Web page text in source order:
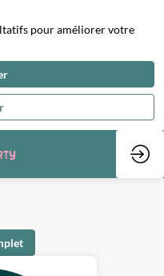
pour améliorer votre